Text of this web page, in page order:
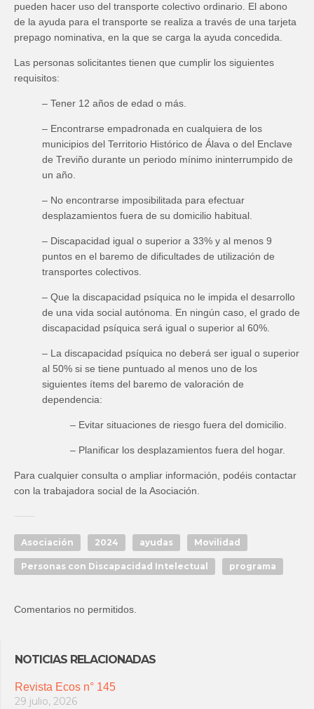
pueden hacer uso del transporte colectivo ordinario. El abono
de la ayuda para el transporte se realiza a través de una tarjeta
prepago nominativa, en la que se carga la ayuda concedida.
Las personas solicitantes tienen que cumplir los siguientes
requisitos:
– Tener 12 años de edad o más.
– Encontrarse empadronada en cualquiera de los
municipios del Territorio Histórico de Álava o del Enclave
de Treviño durante un periodo mínimo ininterrumpido de
un año.
– No encontrarse imposibilitada para efectuar
desplazamientos fuera de su domicilio habitual.
– Discapacidad igual o superior a 33% y al menos 9
puntos en el baremo de dificultades de utilización de
transportes colectivos.
– Que la discapacidad psíquica no le impida el desarrollo
de una vida social autónoma. En ningún caso, el grado de
discapacidad psíquica será igual o superior al 60%.
– La discapacidad psíquica no deberá ser igual o superior
al 50% si se tiene puntuado al menos uno de los
siguientes ítems del baremo de valoración de
dependencia:
– Evitar situaciones de riesgo fuera del domicilio.
– Planificar los desplazamientos fuera del hogar.
Para cualquier consulta o ampliar información, podéis contactar
con la trabajadora social de la Asociación.
Asociación 2024 ayudas Movilidad
Personas con Discapacidad Intelectual programa
Comentarios no permitidos.
NOTICIAS RELACIONADAS
Revista Ecos n° 145
29 julio, 2026